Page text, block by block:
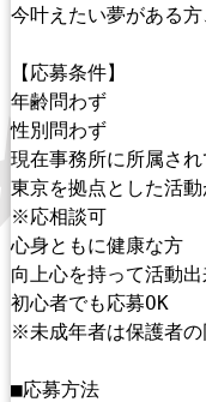
今叶えたい夢がある方
【応募条件】
年齢問わず
性別問わず
現在事務所に所属さ
東京を拠点とした活
※応相談可
心身ともに健康な方
向上心を持って活動
初心者でも応募OK
※未成年者は保護者の
■応募方法